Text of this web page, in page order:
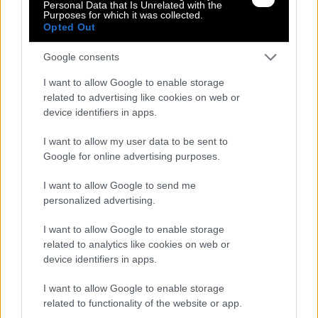
Personal Data that Is Unrelated with the
Purposes for which it was collected.
Opted Out
Google consents
I want to allow Google to enable storage
related to advertising like cookies on web or
device identifiers in apps.
I want to allow my user data to be sent to
Google for online advertising purposes.
I want to allow Google to send me
personalized advertising.
I want to allow Google to enable storage
related to analytics like cookies on web or
device identifiers in apps.
I want to allow Google to enable storage
related to functionality of the website or app.
Αλλαγή Προϊόντος
Τρόποι Πληρωμής
Τρόποι Αποστολής
Περιγραφή
Αμάνικο τζάκετ με διακοσμητικά γαζιά,τσέπες και φερμουάρ στο
100% polyester.
Αλλαγές και επιστροφές
Θέλουμε να είστε απόλυτα ικανοποιημένοι με την αγορά σας.
Εάν είστε δυστυχισμένοι για οποιοδήποτε λόγο, θα δεχτούμε με
χαρά την επιστροφή / ανταλλαγή ενός αφόρετου προιόντος μέσα σε
14 εργάσιμες ημέρες από την ημερομηνία παραλαβής του
να ζητήσετε την αντικατάσταση τους όταν